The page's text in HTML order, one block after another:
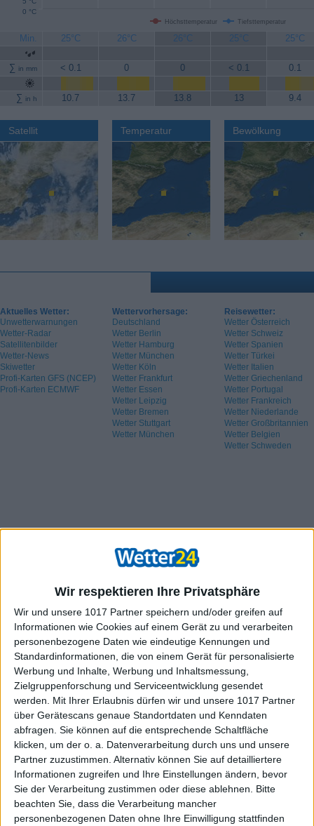
Wir respektieren Ihre Privatsphäre
Wir und unsere 1017 Partner speichern und/oder greifen auf
Informationen wie Cookies auf einem Gerät zu und verarbeiten
personenbezogene Daten wie eindeutige Kennungen und
Standardinformationen, die von einem Gerät für personalisierte
Werbung und Inhalte, Werbung und Inhaltsmessung,
Zielgruppenforschung und Serviceentwicklung gesendet
werden.
Mit Ihrer Erlaubnis dürfen wir und unsere 1017 Partner
über Gerätescans genaue Standortdaten und Kenndaten
abfragen. Sie können auf die entsprechende Schaltfläche
klicken, um der o. a. Datenverarbeitung durch uns und unsere
Partner zuzustimmen. Alternativ können Sie auf detailliertere
Informationen zugreifen und Ihre Einstellungen ändern, bevor
Sie der Verarbeitung zustimmen oder diese ablehnen.
Bitte
beachten Sie, dass die Verarbeitung mancher
personenbezogenen Daten ohne Ihre Einwilligung stattfinden
Höchsttemperatur Tiefsttemperatur
0 °C
Min. 25°C 26°C 26°C 25°C 25°C
∑ in mm < 0.1 0 0 < 0.1 0.1
∑ in h 10.7 13.7 13.8 13 9.4
Satellit Temperatur Bewölkung
Aktuelles Wetter:
Unwetterwarnungen
Wetter-Radar
Satellitenbilder
Wetter-News
Skiwetter
Profi-Karten GFS (NCEP)
Profi-Karten ECMWF
Wettervorhersage:
Deutschland
Wetter Berlin
Wetter Hamburg
Wetter München
Wetter Köln
Wetter Frankfurt
Wetter Essen
Wetter Leipzig
Wetter Bremen
Wetter Stuttgart
Wetter München
Reisewetter:
Wetter Österreich
Wetter Schweiz
Wetter Spanien
Wetter Türkei
Wetter Italien
Wetter Griechenland
Wetter Portugal
Wetter Frankreich
Wetter Niederlande
Wetter Großbritannien
Wetter Belgien
Wetter Schweden